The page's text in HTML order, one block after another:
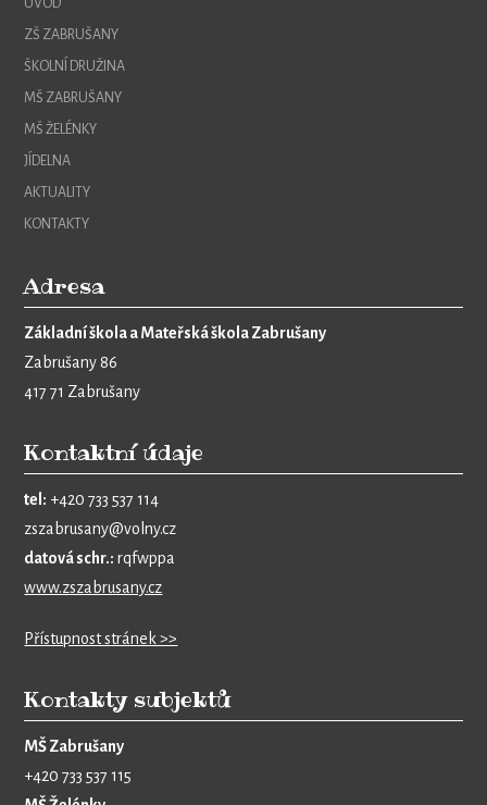
ÚVOD
ZŠ ZABRUŠANY
ŠKOLNÍ DRUŽINA
MŠ ZABRUŠANY
MŠ ŽELÉNKY
JÍDELNA
AKTUALITY
KONTAKTY
Adresa
Základní škola a Mateřská škola Zabrušany
Zabrušany 86
417 71 Zabrušany
Kontaktní údaje
tel: +420 733 537 114
zszabrusany@volny.cz
datová schr.: rqfwppa
www.zszabrusany.cz
Přístupnost stránek >>
Kontakty subjektů
MŠ Zabrušany
+420 733 537 115